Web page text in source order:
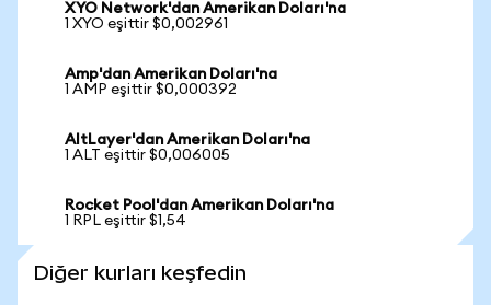
XYO Network'dan Amerikan Doları'na
1 XYO eşittir $0,002961
Amp'dan Amerikan Doları'na
1 AMP eşittir $0,000392
AltLayer'dan Amerikan Doları'na
1 ALT eşittir $0,006005
Rocket Pool'dan Amerikan Doları'na
1 RPL eşittir $1,54
Diğer kurları keşfedin